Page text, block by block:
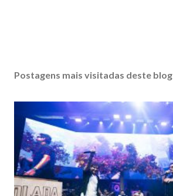
Postagens mais visitadas deste blog